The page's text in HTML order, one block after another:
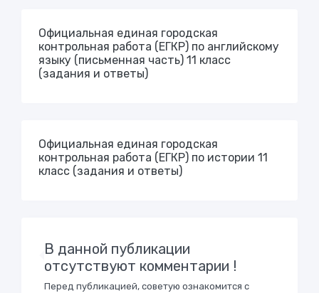
Официальная единая городская
контрольная работа (ЕГКР) по английскому
языку (письменная часть) 11 класс
(задания и ответы)
Официальная единая городская
контрольная работа (ЕГКР) по истории 11
класс (задания и ответы)
В данной публикации
отсутствуют комментарии !
Перед публикацией, советую ознакомится с